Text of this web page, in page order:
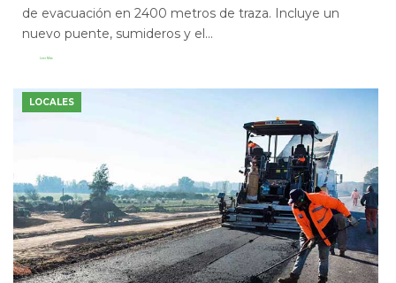
de evacuación en 2400 metros de traza. Incluye un
nuevo puente, sumideros y el...
Leer Más
LOCALES